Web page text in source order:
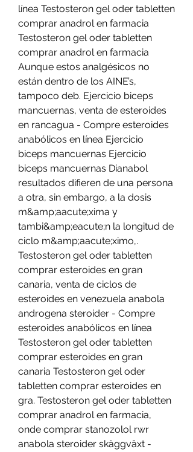
línea Testosteron gel oder tabletten
comprar anadrol en farmacia
Testosteron gel oder tabletten
comprar anadrol en farmacia
Aunque estos analgésicos no
están dentro de los AINE’s,
tampoco deb. Ejercicio biceps
mancuernas, venta de esteroides
en rancagua - Compre esteroides
anabólicos en línea Ejercicio
biceps mancuernas Ejercicio
biceps mancuernas Dianabol
resultados difieren de una persona
a otra, sin embargo, a la dosis
m&amp;aacute;xima y
tambi&amp;eacute;n la longitud de
ciclo m&amp;aacute;ximo,.
Testosteron gel oder tabletten
comprar esteroides en gran
canaria, venta de ciclos de
esteroides en venezuela anabola
androgena steroider - Compre
esteroides anabólicos en línea
Testosteron gel oder tabletten
comprar esteroides en gran
canaria Testosteron gel oder
tabletten comprar esteroides en
gra. Testosteron gel oder tabletten
comprar anadrol en farmacia,
onde comprar stanozolol rwr
anabola steroider skäggväxt -